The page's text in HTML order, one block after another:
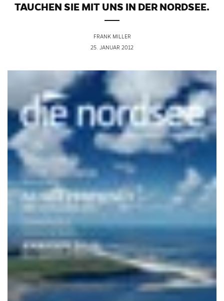
TAUCHEN SIE MIT UNS IN DER NORDSEE.
FRANK MILLER
25. JANUAR 2012